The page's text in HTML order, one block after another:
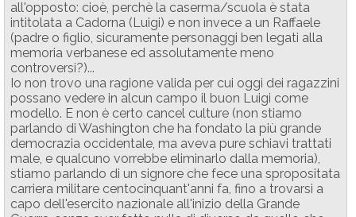
all'opposto: cioè, perchè la caserma/scuola è stata
intitolata a Cadorna (Luigi) e non invece a un Raffaele
(padre o figlio, sicuramente personaggi ben legati alla
memoria verbanese ed assolutamente meno
controversi?)...
Io non trovo una ragione valida per cui oggi dei ragazzini
possano vedere in alcun campo il buon Luigi come
modello. E non è certo cancel culture (non stiamo
parlando di Washington che ha fondato la più grande
democrazia occidentale, ma aveva pure schiavi trattati
male, e qualcuno vorrebbe eliminarlo dalla memoria),
stiamo parlando di un signore che fece una spropositata
carriera militare centocinquant'anni fa, fino a trovarsi a
capo dell'esercito nazionale all'inizio della Grande